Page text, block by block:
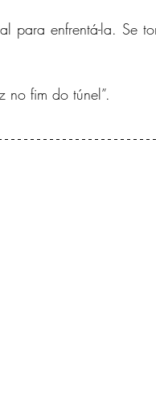
para enfrentá-la. Se
no fim do túnel”.